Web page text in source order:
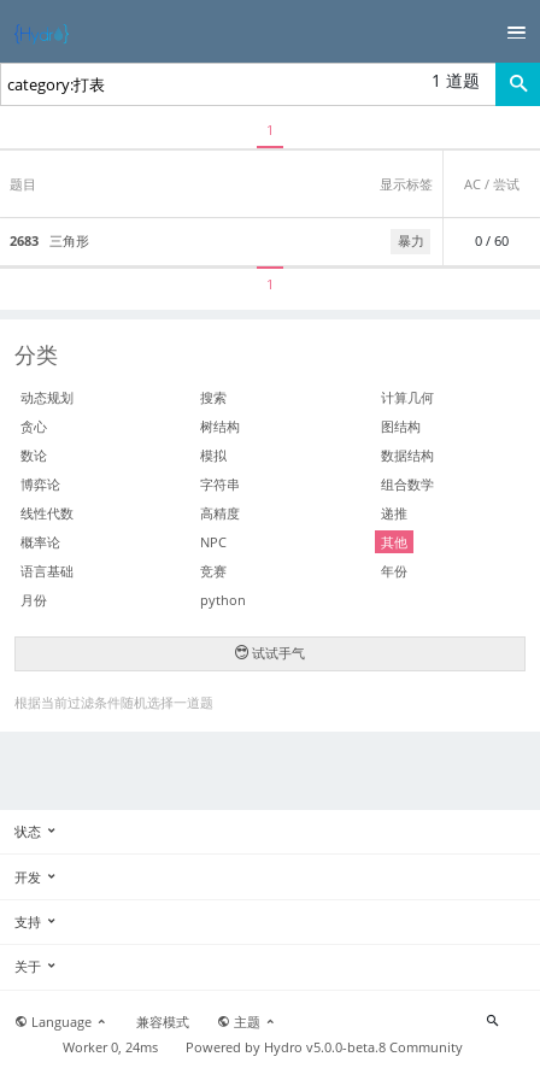
1 道题
1
题目 显示标签 AC / 尝试
2683 三角形 暴力 0 / 60
1
分类
动态规划 搜索
计算几何
贪心
树结构
图结构
数论
模拟
数据结构
博弈论
字符串
组合数学
线性代数
高精度
递推
概率论
NPC
其他
语言基础
竞赛
年份
月份
python
试试手气
根据当前过滤条件随机选择一道题
状态
开发
支持
关于
Language 兼容模式
主题
Worker 0, 24ms
Powered by Hydro v5.0.0-beta.8 Community